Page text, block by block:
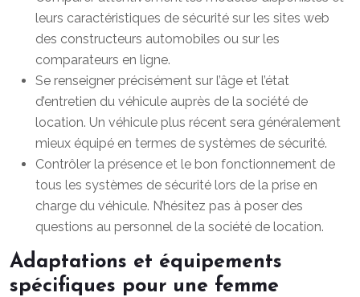
leurs caractéristiques de sécurité sur les sites web
des constructeurs automobiles ou sur les
comparateurs en ligne.
Se renseigner précisément sur l’âge et l’état
d’entretien du véhicule auprès de la société de
location. Un véhicule plus récent sera généralement
mieux équipé en termes de systèmes de sécurité.
Contrôler la présence et le bon fonctionnement de
tous les systèmes de sécurité lors de la prise en
charge du véhicule. N’hésitez pas à poser des
questions au personnel de la société de location.
Adaptations et équipements
spécifiques pour une femme